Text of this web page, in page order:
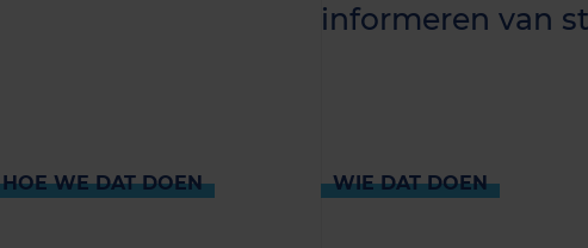
informeren van
HOE WE DAT DOEN WIE DAT DOEN